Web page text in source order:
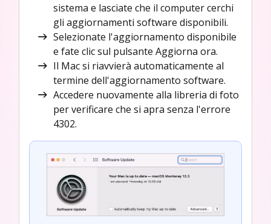
sistema e lasciate che il computer cerchi
gli aggiornamenti software disponibili.
Selezionate l'aggiornamento disponibile
e fate clic sul pulsante Aggiorna ora.
Il Mac si riavvierà automaticamente al
termine dell'aggiornamento software.
Accedere nuovamente alla libreria di foto
per verificare che si apra senza l'errore
4302.